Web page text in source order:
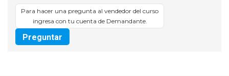
Para hacer una pregunta al vendedor del curso
ingresa con tu cuenta de Demandante.
Preguntar